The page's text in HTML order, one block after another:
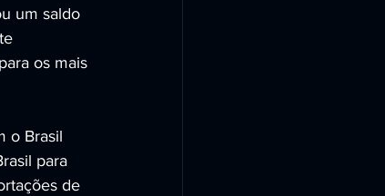
um saldo
os mais
o Brasil
para
de